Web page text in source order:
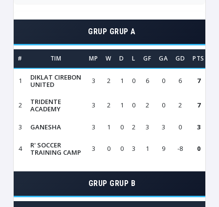
GRUP GRUP A
# TIM MP W D L GF GA GD PTS
1
DIKLAT CIREBON
UNITED
3 2 1 0 6 0 6 7
2
TRIDENTE
ACADEMY
3 2 1 0 2 0 2 7
3 GANESHA 3 1 0 2 3 3 0 3
4
R' SOCCER
TRAINING CAMP
3 0 0 3 1 9 -8 0
GRUP GRUP B